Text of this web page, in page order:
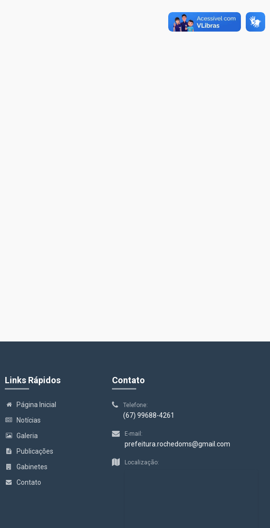
Links Rápidos
Página Inicial
Notícias
Galeria
Publicações
Gabinetes
Contato
Contato
Telefone:
(67) 99688-4261
E-mail:
prefeitura.rochedoms@gmail.com
Localização: